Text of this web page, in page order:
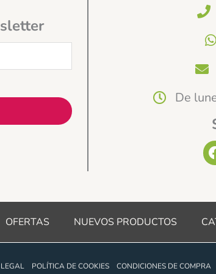
De
OFERTAS NUEVOS PRODUCTOS
POLÍTICA DE COOKIES CONDICIONES DE COMPRA